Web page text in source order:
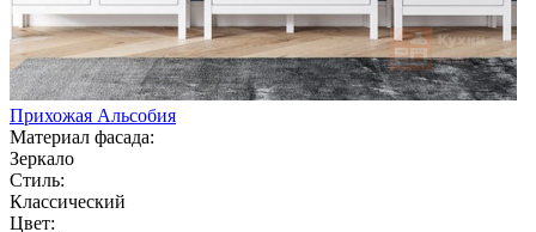
Прихожая Альсобия
Материал фасада:
Зеркало
Стиль:
Классический
Цвет: